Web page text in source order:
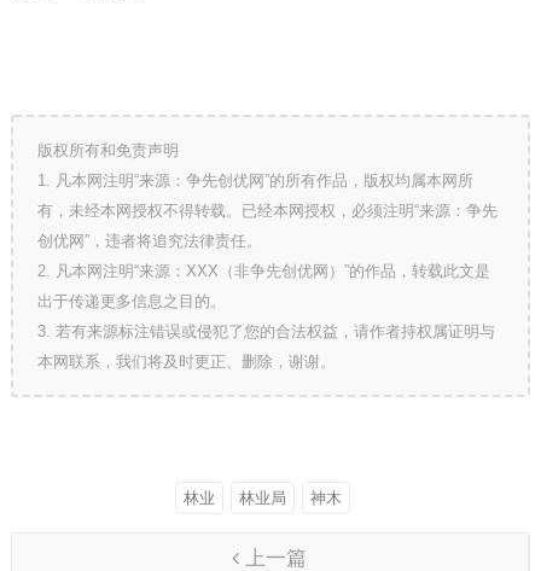
版权所有和免责声明
1. 凡本网注明“来源：争先创优网”的所有作品，版权均属本网所
有，未经本网授权不得转载。已经本网授权，必须注明“来源：争先
创优网”，违者将追究法律责任。
2. 凡本网注明“来源：XXX（非争先创优网）”的作品，转载此文是
出于传递更多信息之目的。
3. 若有来源标注错误或侵犯了您的合法权益，请作者持权属证明与
本网联系，我们将及时更正、删除，谢谢。
林业 林业局 神木
上一篇